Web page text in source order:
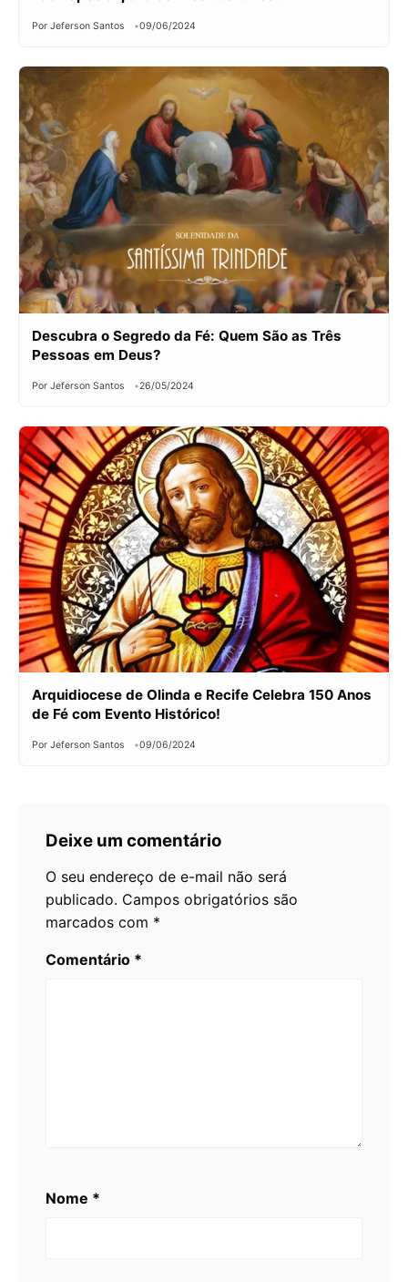
Por Jeferson Santos 09/06/2024
Descubra o Segredo da Fé: Quem São as Três
Pessoas em Deus?
Por Jeferson Santos 26/05/2024
Arquidiocese de Olinda e Recife Celebra 150 Anos
de Fé com Evento Histórico!
Por Jeferson Santos 09/06/2024
Deixe um comentário
O seu endereço de e-mail não será
publicado. Campos obrigatórios são
marcados com *
Comentário *
Nome *